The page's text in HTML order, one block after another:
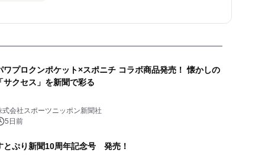
プロクンポケット×スポニチ コラボ商品発売！ 懐かしの
「サクセス」を新聞で彩る
式会社スポーツニッポン新聞社
5日前
とぷり新聞10周年記念号 発売！